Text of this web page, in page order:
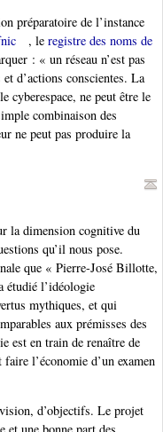
préparatoire de l’instance
, le registre des noms de
: « un réseau n’est pas
d’actions conscientes. La
cyberespace, ne peut être le
combinaison des
ne peut pas produire la
la dimension cognitive du
qu’il nous pose.
que « Pierre-José Billotte,
étudié l’idéologie
mythiques, et qui
aux prémisses des
est en train de renaître de
l’économie d’un examen
d’objectifs. Le projet